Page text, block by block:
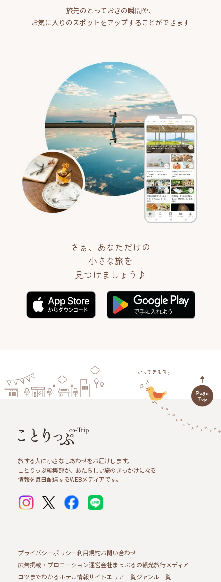
旅先のとっておきの瞬間や、
お気に入りのスポットをアップすることができます
さぁ、あなただけの
小さな旅を
見つけましょう♪
旅する人に小さなしあわせをお届けします。
ことりっぷ編集部が、あたらしい旅のきっかけになる
情報を毎日配信するWEBメディアです。
プライバシーポリシー利用規約お問い合わせ
広告掲載・プロモーション運営会社まっぷるの観光旅行メディア
コツまでわかるホテル情報サイトエリア一覧ジャンル一覧